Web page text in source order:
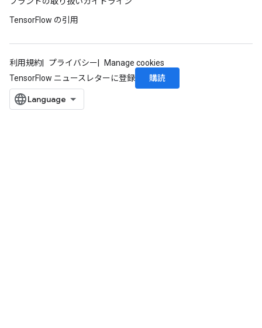
TensorFlow の引用
利用規約 プライバシー
Manage cookies
TensorFlow ニュースレターに登録
購読